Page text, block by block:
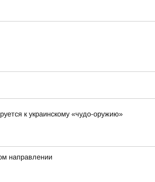
к украинскому «чудо-оружию»
направлении